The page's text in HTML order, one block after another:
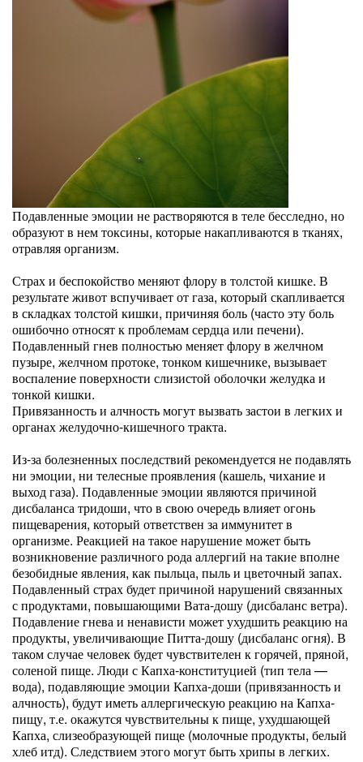
Подавленные эмоции не растворяются в теле бесследно, но
образуют в нем токсины, которые накапливаются в тканях,
отравляя организм.
Страх и беспокойство меняют флору в толстой кишке. В
результате живот вспучивает от газа, который скапливается
в складках толстой кишки, причиняя боль (часто эту боль
ошибочно относят к проблемам сердца или печени).
Подавленный гнев полностью меняет флору в желчном
пузыре, желчном протоке, тонком кишечнике, вызывает
воспаление поверхности слизистой оболочки желудка и
тонкой кишки.
Привязанность и алчность могут вызвать застои в легких и
органах желудочно-кишечного тракта.
Из-за болезненных последствий рекомендуется не подавлять
ни эмоции, ни телесные проявления (кашель, чихание и
выход газа). Подавленные эмоции являются причиной
дисбаланса тридоши, что в свою очередь влияет огонь
пищеварения, который ответствен за иммунитет в
организме. Реакцией на такое нарушение может быть
возникновение различного рода аллергий на такие вполне
безобидные явления, как пыльца, пыль и цветочный запах.
Подавленный страх будет причиной нарушений связанных
с продуктами, повышающими Вата-дошу (дисбаланс ветра).
Подавление гнева и ненависти может ухудшить реакцию на
продукты, увеличивающие Питта-дошу (дисбаланс огня). В
таком случае человек будет чувствителен к горячей, пряной,
соленой пище. Люди с Капха-конституцией (тип тела —
вода), подавляющие эмоции Капха-доши (привязанность и
алчность), будут иметь аллергическую реакцию на Капха-
пищу, т.е. окажутся чувствительны к пище, ухудшающей
Капха, слизеобразующей пище (молочные продукты, белый
хлеб итд). Следствием этого могут быть хрипы в легких.